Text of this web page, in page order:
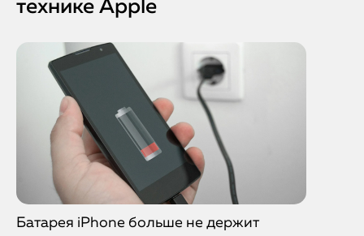
технике Apple
Батарея iPhone больше не держит